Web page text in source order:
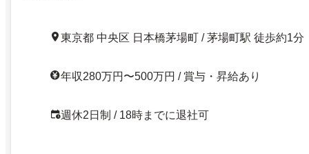
東京都 中央区 日本橋茅場町 / 茅場町駅 徒歩約1分
年収280万円〜500万円 / 賞与・昇給あり
週休2日制 / 18時までに退社可